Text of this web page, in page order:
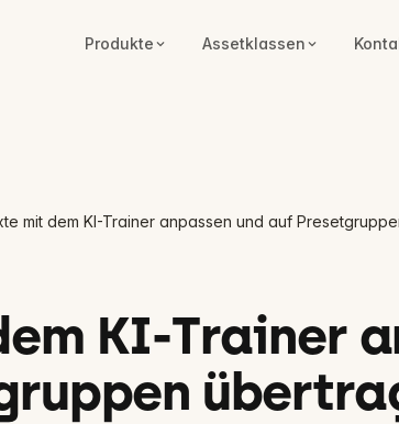
Produkte Assetklassen
mit dem KI-Trainer anpassen und auf
KI-Trainer